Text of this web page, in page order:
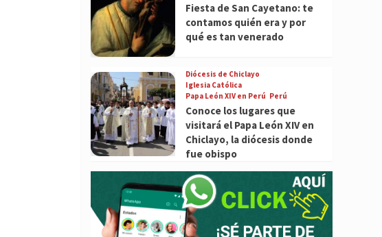
Fiesta de San Cayetano: te
contamos quién era y por
qué es tan venerado
Diócesis de Chiclayo
Iglesia Católica
Papa León XIV en Perú Perú
Conoce los lugares que
visitará el Papa León XIV en
Chiclayo, la diócesis donde
fue obispo